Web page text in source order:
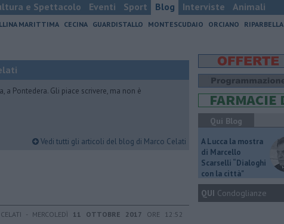
e Spettacolo Eventi Sport Blog Interviste Animali
MARITTIMA CECINA GUARDISTALLO MONTESCUDAIO ORCIANO RIPARBELLA
a Pontedera. Gli piace scrivere, ma non è
Vedi tutti gli articoli del blog di Marco Celati
- MERCOLEDÌ 11 OTTOBRE 2017 ORE 12:52
Qui Blog
A Lucca la mostra
di Marcello
Scarselli “Dialoghi
con la città"
QUI Condoglianze